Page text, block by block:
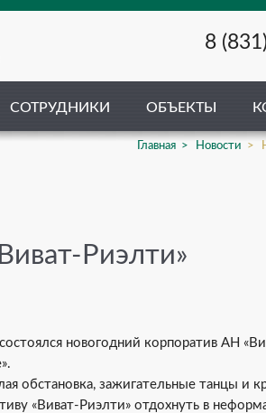
8 (831)
СОТРУДНИКИ ОБЪЕКТЫ
Главная Новости
Риэлти»
новогодний корпоратив АН
обстановка, зажигательные танцы и
«Виват-Риэлти» отдохнуть в